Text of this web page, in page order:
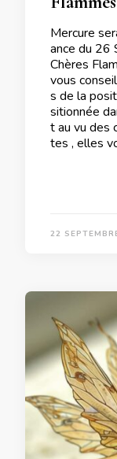
Mercure
ance du 26
Chères
vous
s de la
sitionnée
t au vu des
tes , elles
22